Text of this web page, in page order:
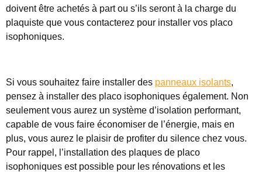
doivent être achetés à part ou s’ils seront à la charge du
plaquiste que vous contacterez pour installer vos placo
isophoniques.
Si vous souhaitez faire installer des panneaux isolants,
pensez à installer des placo isophoniques également. Non
seulement vous aurez un système d’isolation performant,
capable de vous faire économiser de l’énergie, mais en
plus, vous aurez le plaisir de profiter du silence chez vous.
Pour rappel, l’installation des plaques de placo
isophoniques est possible pour les rénovations et les